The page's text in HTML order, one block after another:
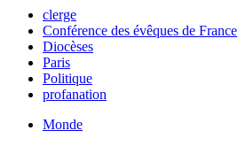
clerge
Conférence des évêques de France
Diocèses
Paris
Politique
profanation
Monde